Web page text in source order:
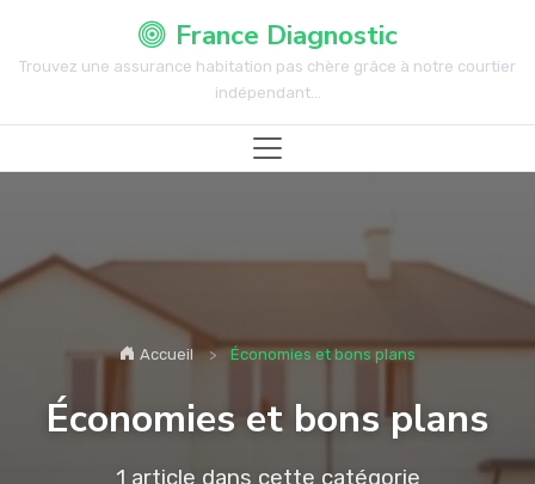
France Diagnostic
Trouvez une assurance habitation pas chère grâce à notre courtier
indépendant...
Accueil Économies et bons plans
Économies et bons plans
1 article dans cette catégorie